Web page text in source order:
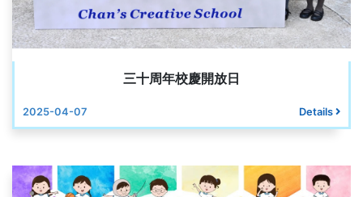
三十周年校慶開放日
2025-04-07 Details